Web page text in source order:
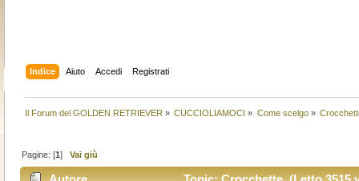
Indice Aiuto Accedi Registrati
Il Forum del GOLDEN RETRIEVER » CUCCIOLIAMOCI » Come scelgo»
Pagine: [1]Vai giù